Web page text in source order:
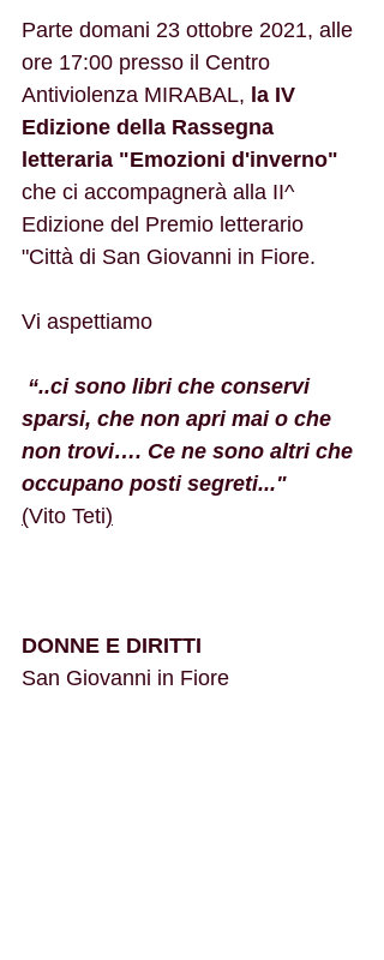
Parte domani 23 ottobre 2021, alle
ore 17:00 presso il Centro
Antiviolenza MIRABAL, la IV
Edizione della Rassegna
letteraria "Emozioni d'inverno"
che ci accompagnerà alla II^
Edizione del Premio letterario
"Città di San Giovanni in Fiore.
Vi aspettiamo
sparsi, che non apri mai o che
non trovi…. Ce ne sono altri che
occupano posti segreti..."
(Vito Teti)
DONNE E DIRITTI
San Giovanni in Fiore